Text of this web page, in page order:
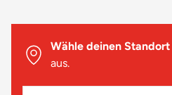
Wähle deinen Standort
aus.